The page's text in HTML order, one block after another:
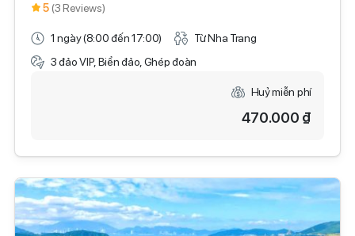
5 (3 Reviews)
1 ngày (8:00 đến 17:00)
Từ Nha Trang
3 đảo VIP, Biển đảo, Ghép đoàn
Huỷ miễn phí
470.000 ₫